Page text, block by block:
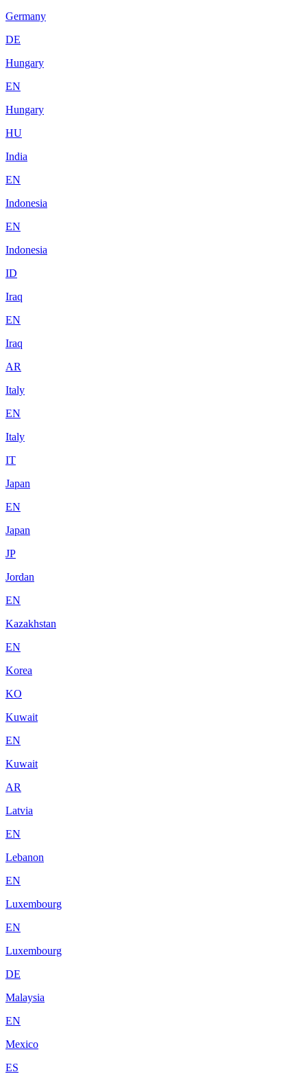
Germany
DE
Hungary
EN
Hungary
HU
India
EN
Indonesia
EN
Indonesia
ID
Iraq
EN
Iraq
AR
Italy
EN
Italy
IT
Japan
EN
Japan
JP
Jordan
EN
Kazakhstan
EN
Korea
KO
Kuwait
EN
Kuwait
AR
Latvia
EN
Lebanon
EN
Luxembourg
EN
Luxembourg
DE
Malaysia
EN
Mexico
ES